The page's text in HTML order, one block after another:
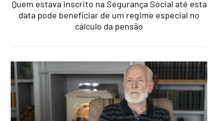
Quem estava inscrito na Segurança Social até esta
data pode beneficiar de um regime especial no
cálculo da pensão